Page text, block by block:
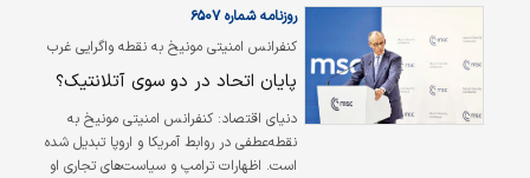
نزدیک‌ترین دوستانش را تحت فشار قرار داد. رای
دیوان عالی فرصتی نادر برای اصلاح آن خطای
تاریخی ایجاد می‌کند. اگر سیاستمداران در هر دو
جناح واشینگتن و در دو سوی اقیانوس اطلس
هوشمندانه عمل کنند، از این فرصت بهره خواهند
گرفت.
کنفرانس امنیتی مونیخ به نقطه واگرایی غرب
تبدیل شد؛
روزنامه شماره ۶۵۰۷
پایان اتحاد در دو سوی آتلانتیک؟
دنیای اقتصاد: کنفرانس امنیتی مونیخ به
نقطه‌عطفی در روابط آمریکا و اروپا تبدیل شده
است. اظهارات ترامپ و سیاست‌های تجاری او